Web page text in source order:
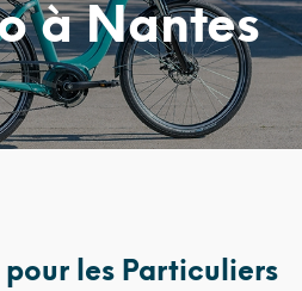
à Nantes
les Particuliers